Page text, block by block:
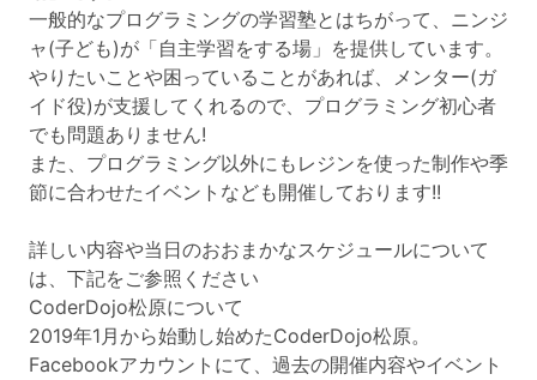
一般的なプログラミングの学習塾とはちがって、ニンジ
ャ(子ども)が「自主学習をする場」を提供しています。
やりたいことや困っていることがあれば、メンター(ガ
イド役)が支援してくれるので、プログラミング初心者
でも問題ありません!
また、プログラミング以外にもレジンを使った制作や季
節に合わせたイベントなども開催しております!!
詳しい内容や当日のおおまかなスケジュールについて
は、下記をご参照ください
CoderDojo松原について
2019年1月から始動し始めたCoderDojo松原。
Facebookアカウントにて、過去の開催内容やイベント